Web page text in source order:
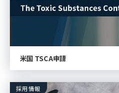
米国 TSCA申請
採用情報